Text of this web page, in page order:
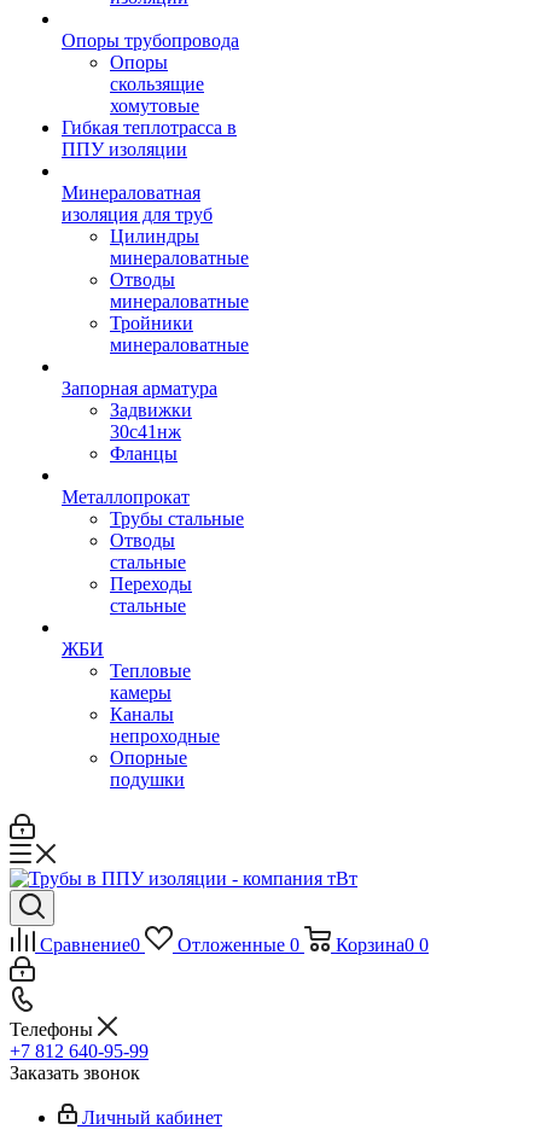
Опоры трубопровода
Опоры
скользящие
хомутовые
Гибкая теплотрасса в
ППУ изоляции
Минераловатная
изоляция для труб
Цилиндры
минераловатные
Отводы
минераловатные
Тройники
минераловатные
Запорная арматура
Задвижки
30с41нж
Фланцы
Металлопрокат
Трубы стальные
Отводы
стальные
Переходы
стальные
ЖБИ
Тепловые
камеры
Каналы
непроходные
Опорные
подушки
Сравнение0 Отложенные 0 Корзина0 0
Телефоны
+7 812 640-95-99
Заказать звонок
Личный кабинет